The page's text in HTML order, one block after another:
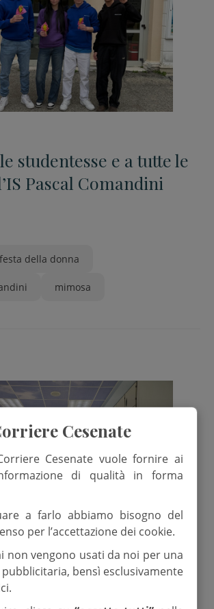
studentesse e a tutte le
Pascal Comandini
festa della donna
mimosa
donna. I volontari Ior in
Cesenate
Cesenate vuole fornire ai
di qualità in forma
a farlo abbiamo bisogno del
per l’accettazione dei cookie.
non vengono usati da noi per una
bensì esclusivamente